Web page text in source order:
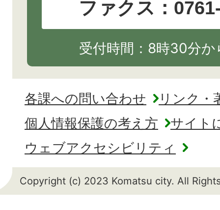
ファクス：
受付時間：8時30分
各課への問い合わせ
リンク・
個人情報保護の考え方
サイト
ウェブアクセシビリティ
Copyright (c) 2023 Komatsu city. All